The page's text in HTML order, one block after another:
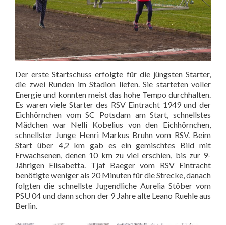
Der erste Startschuss erfolgte für die jüngsten Starter,
die zwei Runden im Stadion liefen. Sie starteten voller
Energie und konnten meist das hohe Tempo durchhalten.
Es waren viele Starter des RSV Eintracht 1949 und der
Eichhörnchen vom SC Potsdam am Start, schnellstes
Mädchen war Nelli Kobelius von den Eichhörnchen,
schnellster Junge Henri Markus Bruhn vom RSV. Beim
Start über 4,2 km gab es ein gemischtes Bild mit
Erwachsenen, denen 10 km zu viel erschien, bis zur 9-
Jährigen Elisabetta. Tjaf Baeger vom RSV Eintracht
benötigte weniger als 20 Minuten für die Strecke, danach
folgten die schnellste Jugendliche Aurelia Stöber vom
PSU 04 und dann schon der 9 Jahre alte Leano Ruehle aus
Berlin.